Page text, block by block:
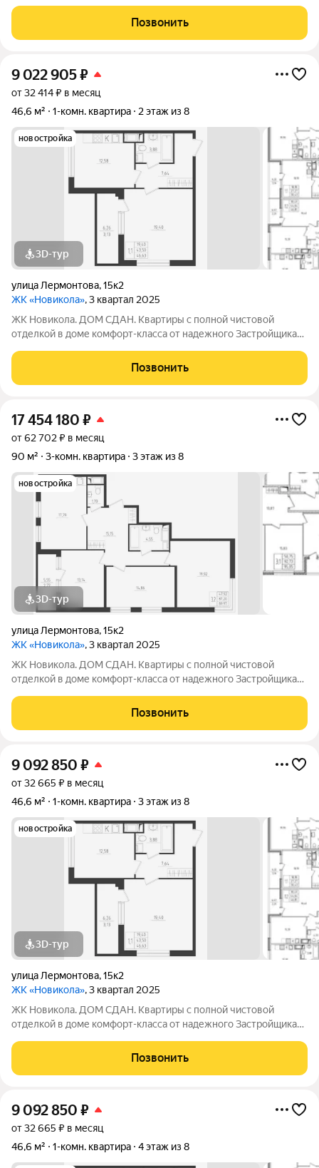
время вдали от шума и суеты улиц.
Позвонить
9 022 905₽
от 32 414 ₽ в месяц
46,6 м²
1-комн. квартира 2 этаж из 8
новостройка
3D-тур
улица Лермонтова,15к2
ЖК «Новикола», 3 квартал 2025
ЖК Новикола. ДОМ СДАН. Квартиры с полной чистовой
отделкой в доме комфорт-класса от надежного Застройщика
время вдали от шума и суеты улиц.
Позвонить
17 454 180 ₽
от 62 702 ₽ в месяц
90 м²
3-комн. квартира 3 этаж из 8
новостройка
3D-тур
улица Лермонтова,15к2
ЖК «Новикола», 3 квартал 2025
ЖК Новикола. ДОМ СДАН. Квартиры с полной чистовой
отделкой в доме комфорт-класса от надежного Застройщика
время вдали от шума и суеты улиц.
Позвонить
9 092 850 ₽
от 32 665 ₽ в месяц
46,6 м²
1-комн. квартира 3 этаж из 8
новостройка
3D-тур
улица Лермонтова,15к2
ЖК «Новикола», 3 квартал 2025
ЖК Новикола. ДОМ СДАН. Квартиры с полной чистовой
отделкой в доме комфорт-класса от надежного Застройщика
время вдали от шума и суеты улиц.
Позвонить
9 092 850 ₽
от 32 665 ₽ в месяц
46,6 м²
1-комн. квартира 4 этаж из 8